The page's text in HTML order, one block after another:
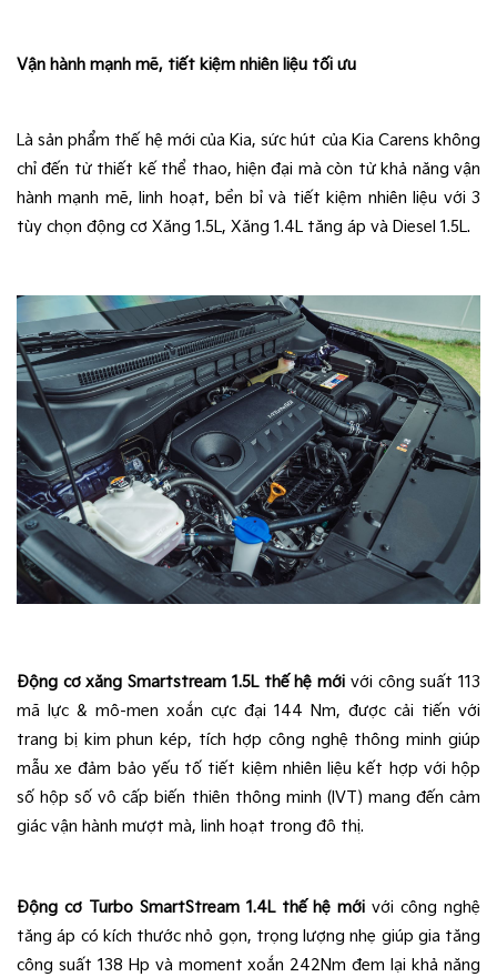
Vận hành mạnh mẽ, tiết kiệm nhiên liệu tối ưu
Là sản phẩm thế hệ mới của Kia, sức hút của Kia Carens không
chỉ đến từ thiết kế thể thao, hiện đại mà còn từ khả năng vận
hành mạnh mẽ, linh hoạt, bền bỉ và tiết kiệm nhiên liệu với 3
tùy chọn động cơ Xăng 1.5L, Xăng 1.4L tăng áp và Diesel 1.5L.
Động cơ xăng Smartstream 1.5L thế hệ mới với công suất 113
mã lực & mô-men xoắn cực đại 144 Nm, được cải tiến với
trang bị kim phun kép, tích hợp công nghệ thông minh giúp
mẫu xe đảm bảo yếu tố tiết kiệm nhiên liệu kết hợp với hộp
số hộp số vô cấp biến thiên thông minh (IVT) mang đến cảm
giác vận hành mượt mà, linh hoạt trong đô thị.
Động cơ Turbo SmartStream 1.4L thế hệ mới với công nghệ
tăng áp có kích thước nhỏ gọn, trọng lượng nhẹ giúp gia tăng
công suất 138 Hp và moment xoắn 242Nm đem lại khả năng